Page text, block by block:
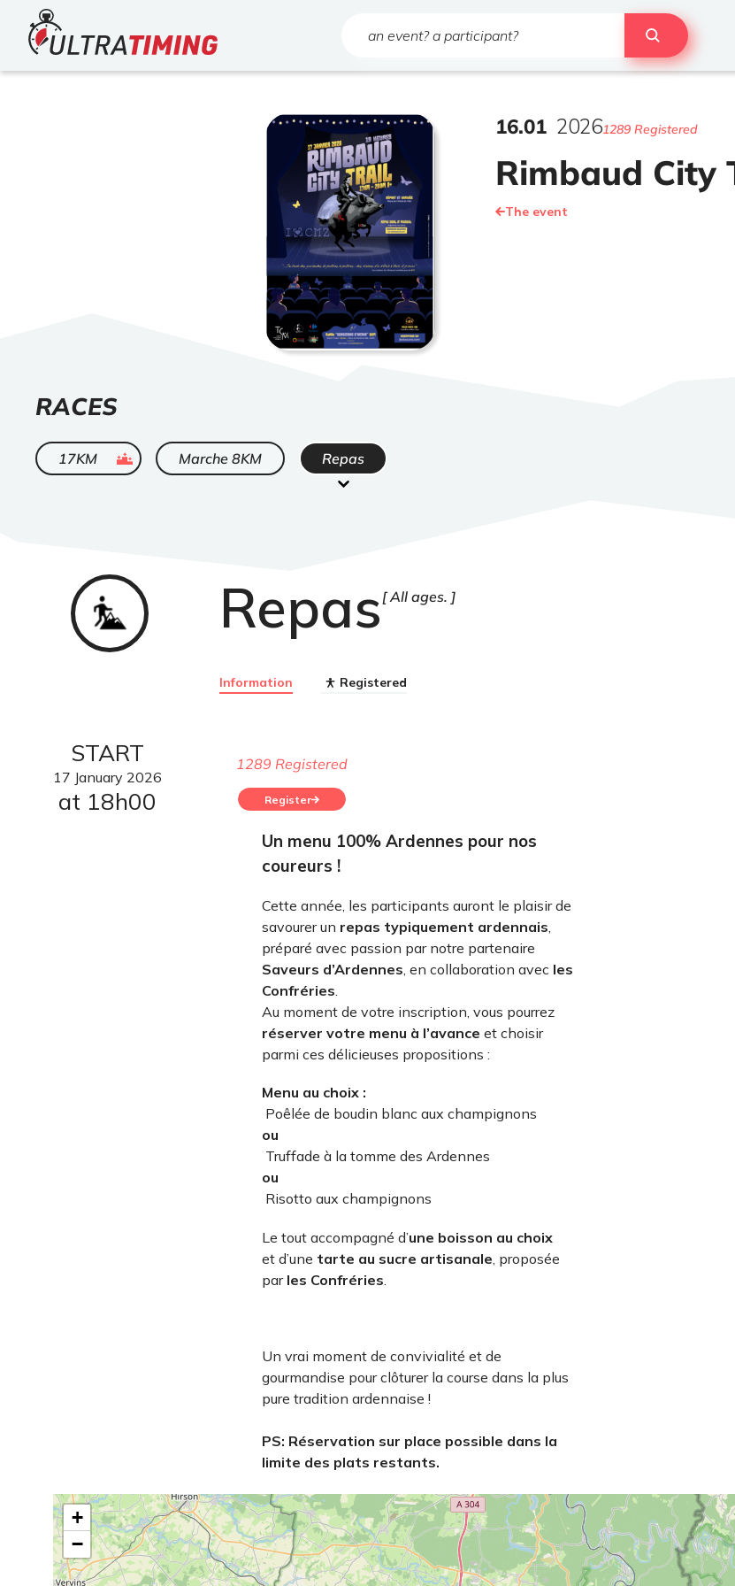
Home
Rimbaud City
16.01 20261289 Registered
The event
LIST
RACES
17KM ended Marche 8KM Repas
Repas All ages.
Information Registered
Trail
START
17 January 2026
at 18h00
1289 Registered
Register
Un menu 100% Ardennes pour nos
coureurs !
Cette année, les participants auront le plaisir de
savourer un repas typiquement ardennais,
préparé avec passion par notre partenaire
Saveurs d’Ardennes, en collaboration avec les
Confréries.
Au moment de votre inscription, vous pourrez
réserver votre menu à l’avance et choisir
parmi ces délicieuses propositions :
Menu au choix :
Poêlée de boudin blanc aux champignons
ou
Truffade à la tomme des Ardennes
ou
Risotto aux champignons
Le tout accompagné d’une boisson au choix
et d’une tarte au sucre artisanale , proposée
par les Confréries
Un vrai moment de convivialité et de
gourmandise pour clôturer la course dans la plus
pure tradition ardennaise !
PS: Réservation sur place possible dans la
limite des plats restants.
+
−